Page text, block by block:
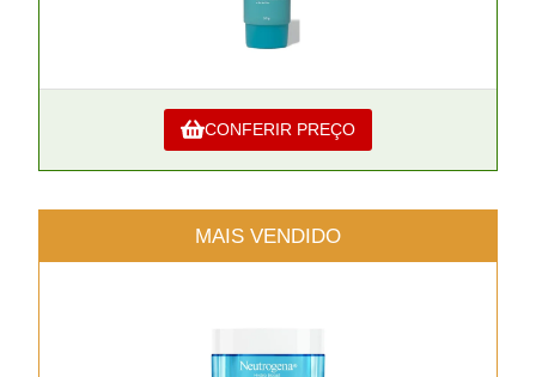
CONFERIR PREÇO
MAIS VENDIDO